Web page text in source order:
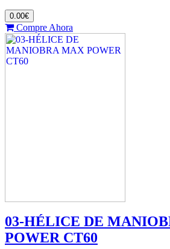
0.00€
Compre Ahora
03-HÉLICE DE
POWER CT60